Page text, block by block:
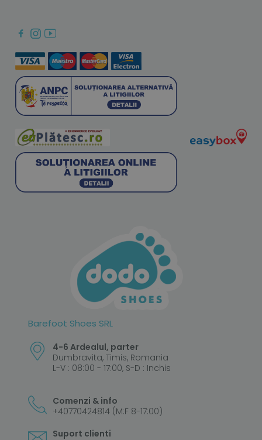
Barefoot Shoes SRL
4-6 Ardealul, parter
Dumbravita, Timis, Romania
L-V : 08:00 - 17:00, S-D : Inchis
Comenzi & info
+40770424814 (M:F 8-17:00)
Suport clienti